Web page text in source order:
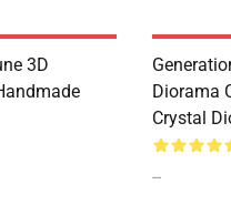
3D
Diorama
Crystal
--